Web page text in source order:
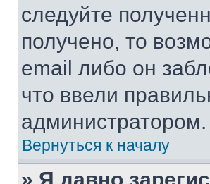
следуйте
получено, то
email либо он
что ввели
администратором.
Вернуться к началу